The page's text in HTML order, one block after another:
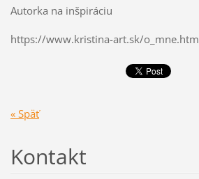
Autorka na inšpiráciu
https://www.kristina-art.sk/o_mne.htm
« Späť
Kontakt